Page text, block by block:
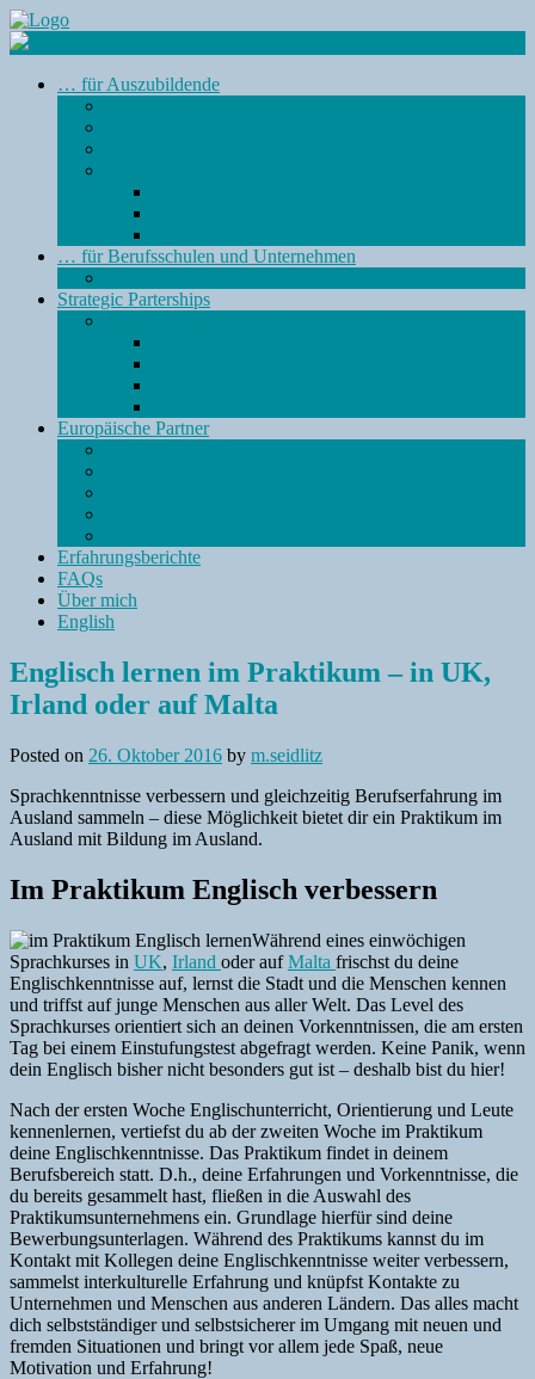
… für Auszubildende
… für Berufsschulen und Unternehmen
Strategic Parterships
Europäische Partner
Erfahrungsberichte
FAQs
Über mich
English
Englisch lernen im Praktikum – in UK,
Irland oder auf Malta
Posted on 26. Oktober 2016 by m.seidlitz
Sprachkenntnisse verbessern und gleichzeitig Berufserfahrung im
Ausland sammeln – diese Möglichkeit bietet dir ein Praktikum im
Ausland mit Bildung im Ausland.
Im Praktikum Englisch verbessern
Während eines einwöchigen
Sprachkurses in UK, Irland oder aufMalta frischst du deine
Englischkenntnisse auf, lernst die Stadt und die Menschen kennen
und triffst auf junge Menschen aus aller Welt. Das Level des
Sprachkurses orientiert sich an deinen Vorkenntnissen, die am ersten
Tag bei einem Einstufungstest abgefragt werden. Keine Panik, wenn
dein Englisch bisher nicht besonders gut ist – deshalb bist du hier!
Nach der ersten Woche Englischunterricht, Orientierung und Leute
kennenlernen, vertiefst du ab der zweiten Woche im Praktikum
deine Englischkenntnisse. Das Praktikum findet in deinem
Berufsbereich statt. D.h., deine Erfahrungen und Vorkenntnisse, die
du bereits gesammelt hast, fließen in die Auswahl des
Praktikumsunternehmens ein. Grundlage hierfür sind deine
Bewerbungsunterlagen. Während des Praktikums kannst du im
Kontakt mit Kollegen deine Englischkenntnisse weiter verbessern,
sammelst interkulturelle Erfahrung und knüpfst Kontakte zu
Unternehmen und Menschen aus anderen Ländern. Das alles macht
dich selbstständiger und selbstsicherer im Umgang mit neuen und
fremden Situationen und bringt vor allem jede Spaß, neue
Motivation und Erfahrung!